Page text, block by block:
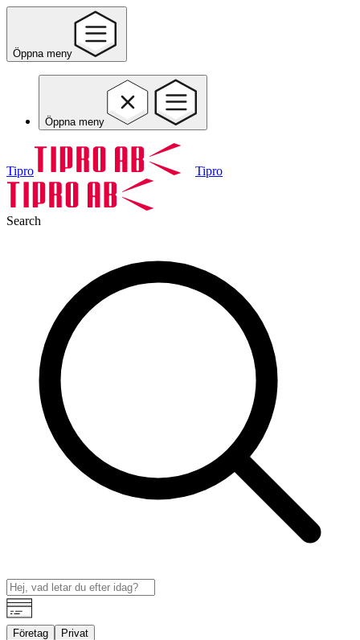
Öppna meny
Öppna meny
Tipro Tipro
Search
Företag Privat